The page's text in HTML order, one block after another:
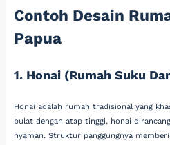
Contoh Desain
Papua
1. Honai (Rumah Suku
Honai adalah rumah tradisional yang
bulat dengan atap tinggi, honai
nyaman. Struktur panggungnya